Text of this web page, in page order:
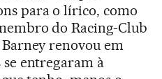
para o lírico, como
do Racing-Club
renovou em
se entregaram à